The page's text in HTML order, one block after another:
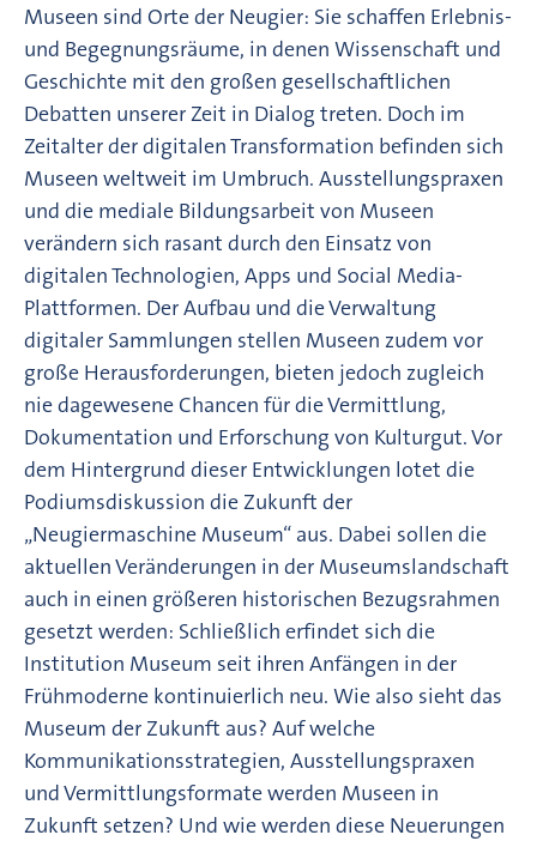
Museen sind Orte der Neugier: Sie schaffen Erlebnis-
und Begegnungsräume, in denen Wissenschaft und
Geschichte mit den großen gesellschaftlichen
Debatten unserer Zeit in Dialog treten. Doch im
Zeitalter der digitalen Transformation befinden sich
Museen weltweit im Umbruch. Ausstellungspraxen
und die mediale Bildungsarbeit von Museen
verändern sich rasant durch den Einsatz von
digitalen Technologien, Apps und Social Media-
Plattformen. Der Aufbau und die Verwaltung
digitaler Sammlungen stellen Museen zudem vor
große Herausforderungen, bieten jedoch zugleich
nie dagewesene Chancen für die Vermittlung,
Dokumentation und Erforschung von Kulturgut. Vor
dem Hintergrund dieser Entwicklungen lotet die
Podiumsdiskussion die Zukunft der
„Neugiermaschine Museum“ aus. Dabei sollen die
aktuellen Veränderungen in der Museumslandschaft
auch in einen größeren historischen Bezugsrahmen
gesetzt werden: Schließlich erfindet sich die
Institution Museum seit ihren Anfängen in der
Frühmoderne kontinuierlich neu. Wie also sieht das
Museum der Zukunft aus? Auf welche
Kommunikationsstrategien, Ausstellungspraxen
und Vermittlungsformate werden Museen in
Zukunft setzen? Und wie werden diese Neuerungen